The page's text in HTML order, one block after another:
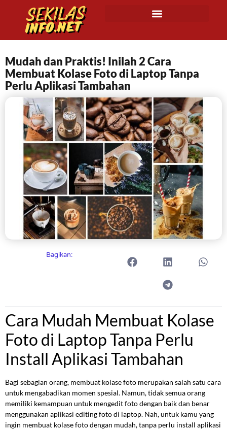
Mudah dan Praktis! Inilah 2 Cara
Membuat Kolase Foto di Laptop Tanpa
Perlu Aplikasi Tambahan
Bagikan:
Cara Mudah Membuat Kolase
Foto di Laptop Tanpa Perlu
Install Aplikasi Tambahan
Bagi sebagian orang, membuat kolase foto merupakan salah satu cara
untuk mengabadikan momen spesial. Namun, tidak semua orang
memiliki kemampuan untuk mengedit foto dengan baik dan benar
menggunakan aplikasi editing foto di laptop. Nah, untuk kamu yang
ingin membuat kolase foto dengan mudah, tanpa perlu install aplikasi